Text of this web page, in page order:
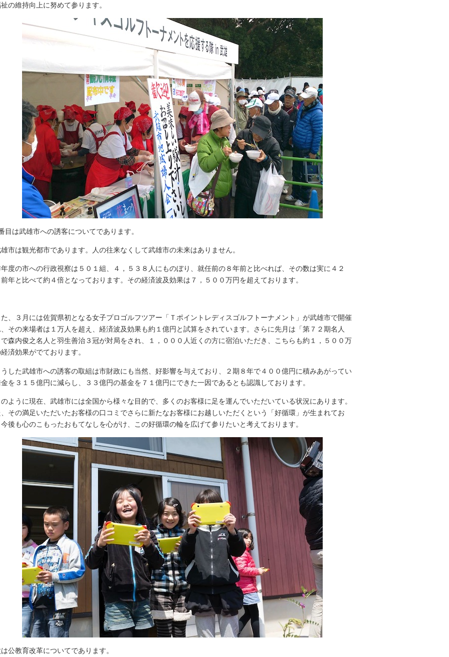
の維持向上に努めて参ります。
目は武雄市への誘客についてであります。
市は観光都市であります。人の往来なくして武雄市の未来はありません。
度の市への行政視察は５０１組、４，５３８人にものぼり、就任前の８年前と比べれば、その数は実に４２
年と比べて約４倍となっております。その経済波及効果は７，５００万円を超えております。
、３月には佐賀県初となる女子プロゴルフツアー「Ｔポイントレディスゴルフトーナメント」が武雄市で開催
その来場者は１万人を超え、経済波及効果も約１億円と試算をされています。さらに先月は「第７２期名人
森内俊之名人と羽生善治３冠が対局をされ、１，０００人近くの方に宿泊いただき、こちらも約１，５００万
済効果がでております。
した武雄市への誘客の取組は市財政にも当然、好影響を与えており、２期８年で４００億円に積みあがってい
を３１５億円に減らし、３３億円の基金を７１億円にできた一因であるとも認識しております。
ように現在、武雄市には全国から様々な目的で、多くのお客様に足を運んでいただいている状況にあります。
、その満足いただいたお客様の口コミでさらに新たなお客様にお越しいただくという「好循環」が生まれてお
今後も心のこもったおもてなしを心がけ、この好循環の輪を広げて参りたいと考えております。
公教育改革についてであります。